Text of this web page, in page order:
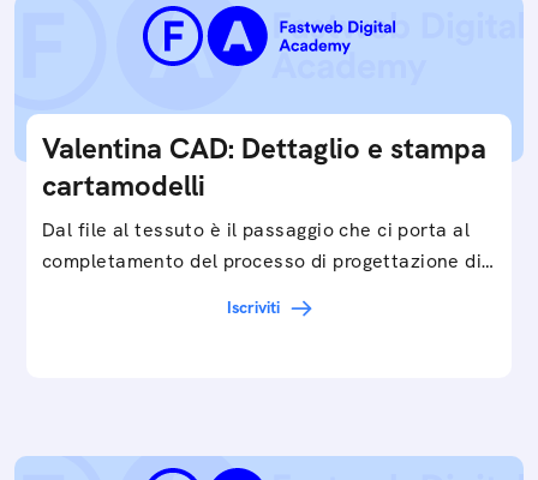
Valentina CAD: Dettaglio e stampa
cartamodelli
Dal file al tessuto è il passaggio che ci porta al
completamento del processo di progettazione di
Iscriviti